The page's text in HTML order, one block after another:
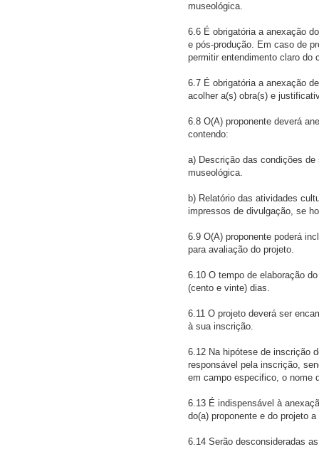
museológica.
6.6 É obrigatória a anexação
e pós-produção. Em caso de
permitir entendimento claro do
6.7 É obrigatória a anexação
acolher a(s) obra(s) e
6.8 O(A) proponente deverá
contendo:
a) Descrição das condições
museológica.
b) Relatório das atividades
impressos de divulgação, se
6.9 O(A) proponente poderá
para avaliação do projeto.
6.10 O tempo de elaboração
(cento e vinte) dias.
6.11 O projeto deverá ser
à sua inscrição.
6.12 Na hipótese de inscrição
responsável pela inscrição,
em campo especifico, o nome
6.13 É indispensável à
do(a) proponente e do projeto
6.14 Serão desconsideradas